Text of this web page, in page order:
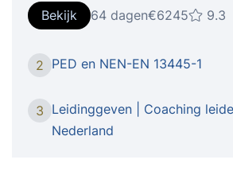
complexe processen verbeteren
begeleiding en praktijkgerichte,
gecertificeerde aanpak. De Black
die processen willen verbeteren
zoals de zorg, overheid,
dienstverlening. Tijdens de
Bekijk 64 dagen€6245 9.3
2 PED en NEN-EN 13445-1
3 Leidinggeven | Coaching
Nederland